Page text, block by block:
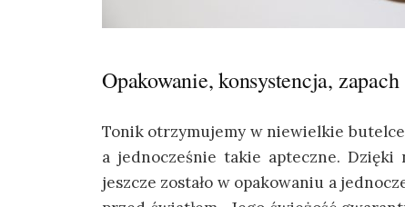
Opakowanie, konsystencja, zapach
Tonik otrzymujemy w niewielkie butelce
a jednocześnie takie apteczne.
jeszcze zostało w opakowaniu a